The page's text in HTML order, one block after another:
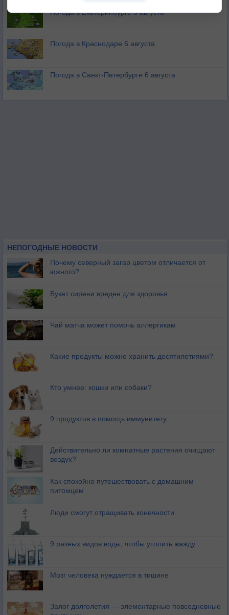
Погода в Екатеринбурге 6 августа
Погода в Краснодаре 6 августа
Погода в Санкт-Петербурге 6 августа
НЕПОГОДНЫЕ НОВОСТИ
Почему северный загар цветом отличается от
южного?
Букет сирени вреден для здоровья
Чай матча может помочь аллергикам
Какие продукты можно хранить десятилетиями?
Кто умнее: кошки или собаки?
9 продуктов в помощь иммунитету
Действительно ли комнатные растения очищают
воздух?
Как спокойно путешествовать с домашним
питомцем
Люди смогут отращивать конечности
9 разных видов воды, чтобы утолить жажду
Мозг человека нуждается в тишине
Залог долголетия — элементарные повседневные